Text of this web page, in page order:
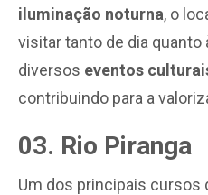
iluminação noturna, o
visitar tanto de dia quanto
diversos eventos
contribuindo para a
03. Rio Piranga
Um dos principais cursos